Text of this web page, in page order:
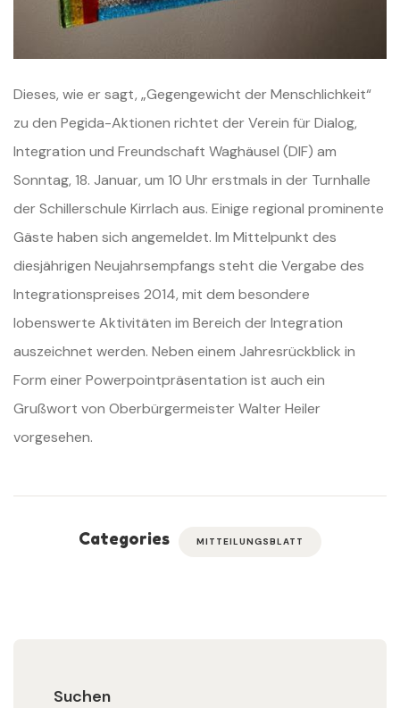
Dieses, wie er sagt, „Gegengewicht der Menschlichkeit“
zu den Pegida-Aktionen richtet der Verein für Dialog,
Integration und Freundschaft Waghäusel (DIF) am
Sonntag, 18. Januar, um 10 Uhr erstmals in der Turnhalle
der Schillerschule Kirrlach aus. Einige regional prominente
Gäste haben sich angemeldet. Im Mittelpunkt des
diesjährigen Neujahrsempfangs steht die Vergabe des
Integrationspreises 2014, mit dem besondere
lobenswerte Aktivitäten im Bereich der Integration
auszeichnet werden. Neben einem Jahresrückblick in
Form einer Powerpointpräsentation ist auch ein
Grußwort von Oberbürgermeister Walter Heiler
vorgesehen.
Categories MITTEILUNGSBLATT
Suchen